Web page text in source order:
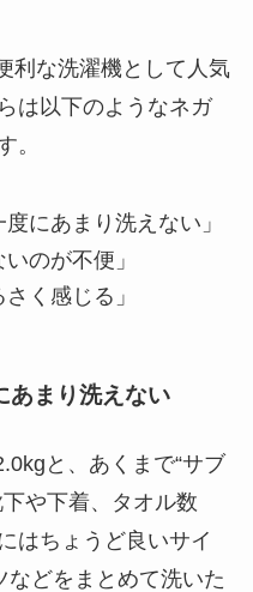
利な洗濯機として人気
は以下のようなネガ
。
にあまり洗えない」
のが不便」
く感じる」
あまり洗えない
と、あくまで“サブ
や下着、タオル数
はちょうど良いサイ
などをまとめて洗いた